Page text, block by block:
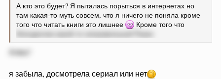
А кто это будет? Я пыталась порыться в интернетах но
там какая-то муть совсем, что я ничего не поняла кроме
того что читать книги это лишнее
Кроме того что
блондинчик какой-то неправильный Ракан
Алва?
я забыла, досмотрела сериал или нет